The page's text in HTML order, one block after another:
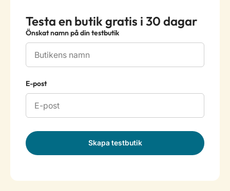
Testa en butik gratis i 30 dagar
Önskat namn på din testbutik
E-post
Skapa testbutik